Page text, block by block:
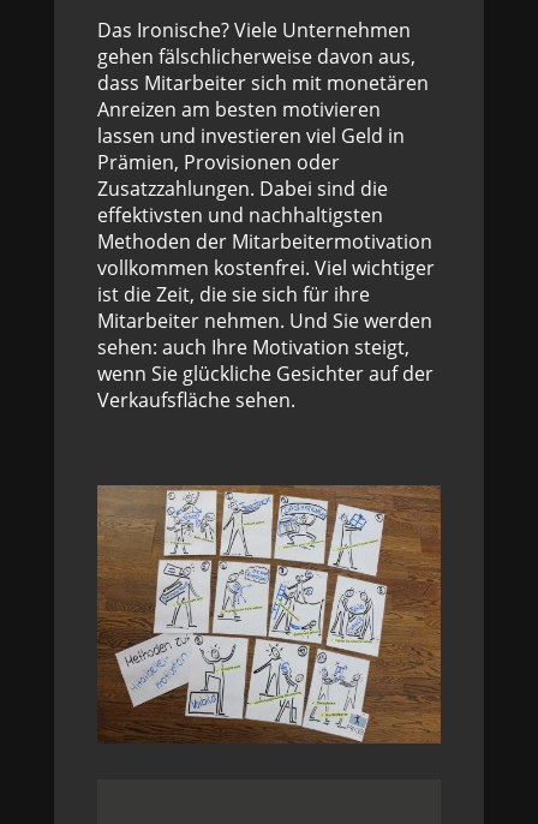
Das Ironische? Viele Unternehmen
gehen fälschlicherweise davon aus,
dass Mitarbeiter sich mit monetären
Anreizen am besten motivieren
lassen und investieren viel Geld in
Prämien, Provisionen oder
Zusatzzahlungen. Dabei sind die
effektivsten und nachhaltigsten
Methoden der Mitarbeitermotivation
vollkommen kostenfrei. Viel wichtiger
ist die Zeit, die sie sich für ihre
Mitarbeiter nehmen. Und Sie werden
sehen: auch Ihre Motivation steigt,
wenn Sie glückliche Gesichter auf der
Verkaufsfläche sehen.